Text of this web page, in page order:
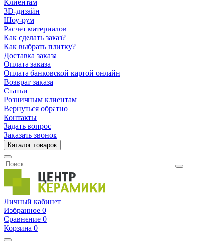
Клиентам
3D-дизайн
Шоу-рум
Расчет материалов
Как сделать заказ?
Как выбрать плитку?
Доставка заказа
Оплата заказа
Оплата банковской картой онлайн
Возврат заказа
Статьи
Розничным клиентам
Вернуться обратно
Контакты
Задать вопрос
Заказать звонок
Каталог товаров
Личный кабинет
Избранное 0
Сравнение 0
Корзина 0